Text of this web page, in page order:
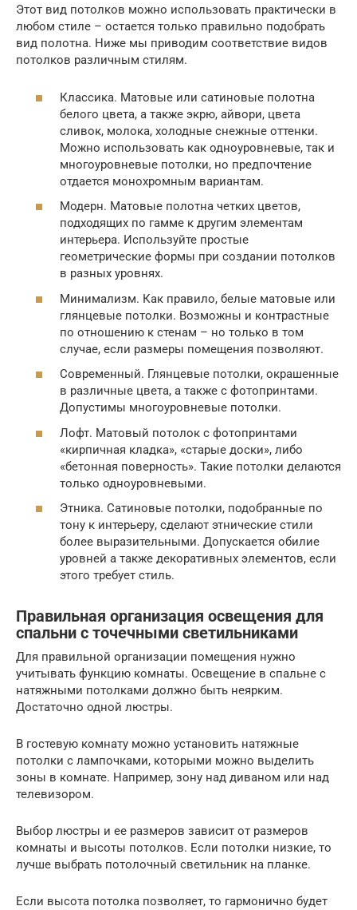
Этот вид потолков можно использовать практически в
любом стиле – остается только правильно подобрать
вид полотна. Ниже мы приводим соответствие видов
потолков различным стилям.
Классика. Матовые или сатиновые полотна
белого цвета, а также экрю, айвори, цвета
сливок, молока, холодные снежные оттенки.
Можно использовать как одноуровневые, так и
многоуровневые потолки, но предпочтение
отдается монохромным вариантам.
Модерн. Матовые полотна четких цветов,
подходящих по гамме к другим элементам
интерьера. Используйте простые
геометрические формы при создании потолков
в разных уровнях.
Минимализм. Как правило, белые матовые или
глянцевые потолки. Возможны и контрастные
по отношению к стенам – но только в том
случае, если размеры помещения позволяют.
Современный. Глянцевые потолки, окрашенные
в различные цвета, а также с фотопринтами.
Допустимы многоуровневые потолки.
Лофт. Матовый потолок с фотопринтами
«кирпичная кладка», «старые доски», либо
«бетонная поверность». Такие потолки делаются
только одноуровневыми.
Этника. Сатиновые потолки, подобранные по
тону к интерьеру, сделают этнические стили
более выразительными. Допускается обилие
уровней а также декоративных элементов, если
этого требует стиль.
Правильная организация освещения для
спальни с точечными светильниками
Для правильной организации помещения нужно
учитывать функцию комнаты. Освещение в спальне с
натяжными потолками должно быть неярким.
Достаточно одной люстры.
В гостевую комнату можно установить натяжные
потолки с лампочками, которыми можно выделить
зоны в комнате. Например, зону над диваном или над
телевизором.
Выбор люстры и ее размеров зависит от размеров
комнаты и высоты потолков. Если потолки низкие, то
лучше выбрать потолочный светильник на планке.
Если высота потолка позволяет, то гармонично будет